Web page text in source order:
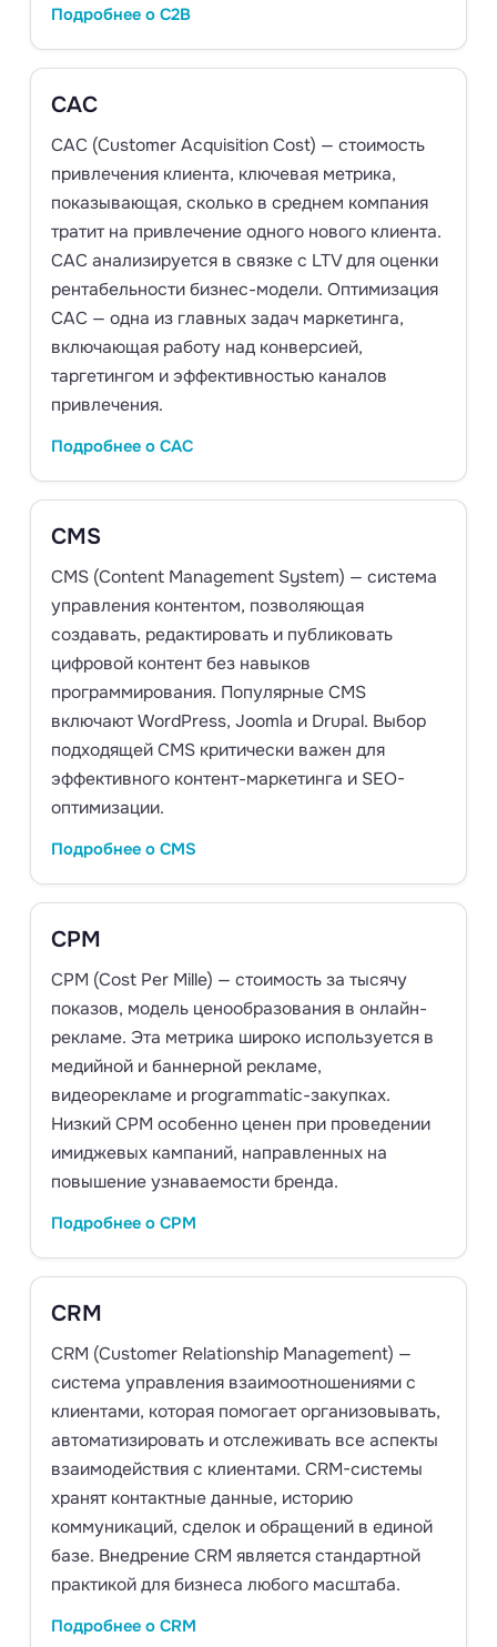
Подробнее о C2B
CAC
CAC (Customer Acquisition Cost) — стоимость
привлечения клиента, ключевая метрика,
показывающая, сколько в среднем компания
тратит на привлечение одного нового клиента.
CAC анализируется в связке с LTV для оценки
рентабельности бизнес-модели. Оптимизация
CAC — одна из главных задач маркетинга,
включающая работу над конверсией,
таргетингом и эффективностью каналов
привлечения.
Подробнее о CAC
CMS
CMS (Content Management System) — система
управления контентом, позволяющая
создавать, редактировать и публиковать
цифровой контент без навыков
программирования. Популярные CMS
включают WordPress, Joomla и Drupal. Выбор
подходящей CMS критически важен для
эффективного контент-маркетинга и SEO-
оптимизации.
Подробнее о CMS
CPM
CPM (Cost Per Mille) — стоимость за тысячу
показов, модель ценообразования в онлайн-
рекламе. Эта метрика широко используется в
медийной и баннерной рекламе,
видеорекламе и programmatic-закупках.
Низкий CPM особенно ценен при проведении
имиджевых кампаний, направленных на
повышение узнаваемости бренда.
Подробнее о CPM
CRM
CRM (Customer Relationship Management) —
система управления взаимоотношениями с
клиентами, которая помогает организовывать,
автоматизировать и отслеживать все аспекты
взаимодействия с клиентами. CRM-системы
хранят контактные данные, историю
коммуникаций, сделок и обращений в единой
базе. Внедрение CRM является стандартной
практикой для бизнеса любого масштаба.
Подробнее о CRM